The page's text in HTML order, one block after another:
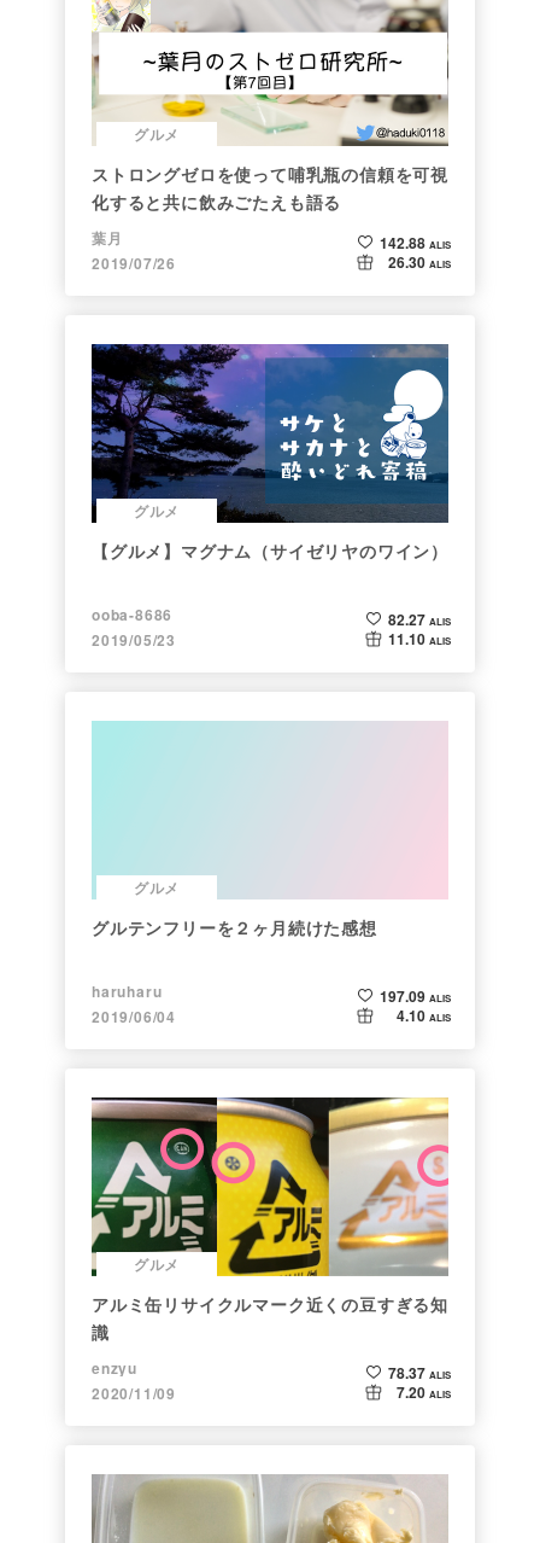
グルメ
ストロングゼロを使って哺乳瓶の信頼を可視
化すると共に飲みごたえも語る
葉月
2019/07/26
142.88 ALIS
26.30 ALIS
グルメ
【グルメ】マグナム（サイゼリヤのワイン）
ooba-8686
2019/05/23
82.27 ALIS
11.10 ALIS
グルメ
グルテンフリーを２ヶ月続けた感想
haruharu
2019/06/04
197.09 ALIS
4.10 ALIS
グルメ
アルミ缶リサイクルマーク近くの豆すぎる知
識
enzyu
2020/11/09
78.37 ALIS
7.20 ALIS